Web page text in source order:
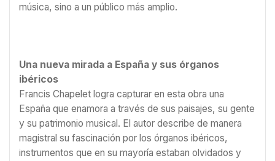
música, sino a un público más amplio.
Una nueva mirada a España y sus órganos
ibéricos
Francis Chapelet logra capturar en esta obra una
España que enamora a través de sus paisajes, su gente
y su patrimonio musical. El autor describe de manera
magistral su fascinación por los órganos ibéricos,
instrumentos que en su mayoría estaban olvidados y